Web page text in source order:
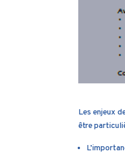
Les enjeux
être